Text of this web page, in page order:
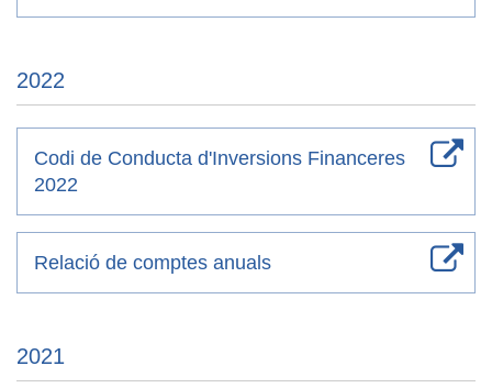
2022
Codi de Conducta d'Inversions Financeres
2022
Relació de comptes anuals
2021